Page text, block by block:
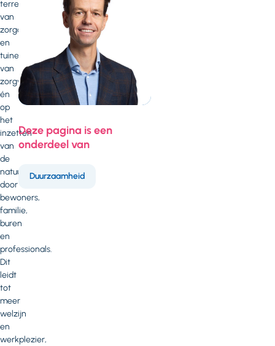
terreinen
van
zorgorganisaties
en
tuinen
van
zorgwoningen,
én
op
het
inzetten
van
de
natuur:
door
bewoners,
familie,
buren
en
professionals.
Dit
leidt
tot
meer
welzijn
en
werkplezier,
Deze pagina is een
onderdeel van
Duurzaamheid